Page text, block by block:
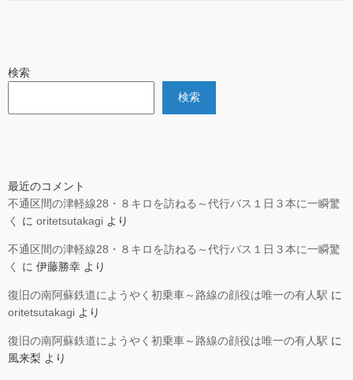
検索
検索
最近のコメント
不通区間の津軽線28・８キロを訪ねる～代行バス１日３本に一瞬驚
く
に oritetsutakagi より
不通区間の津軽線28・８キロを訪ねる～代行バス１日３本に一瞬驚
く
に 伊藤勝幸 より
復旧の南阿蘇鉄道にようやく初乗車～路線の顔役は唯一の有人駅 に
oritetsutakagi より
復旧の南阿蘇鉄道にようやく初乗車～路線の顔役は唯一の有人駅 に
風来梨 より